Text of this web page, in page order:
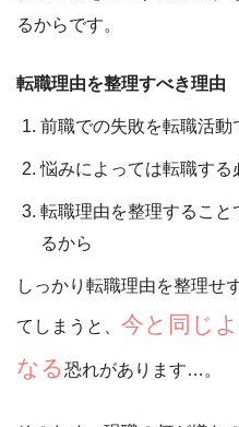
るからです。
転職理由を整理すべき理由
前職での失敗を転職活動
悩みによっては転職す
転職理由を整理するこ
るから
しっかり転職理由を整理せ
てしまうと、 今と同じ
なる恐れがあります…。